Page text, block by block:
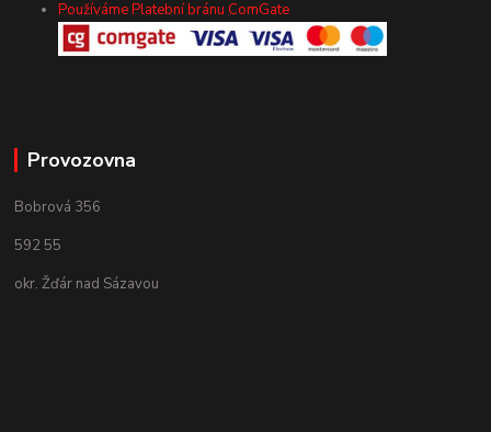
Používáme Platební bránu ComGate
Provozovna
Bobrová 356
592 55
okr. Žďár nad Sázavou